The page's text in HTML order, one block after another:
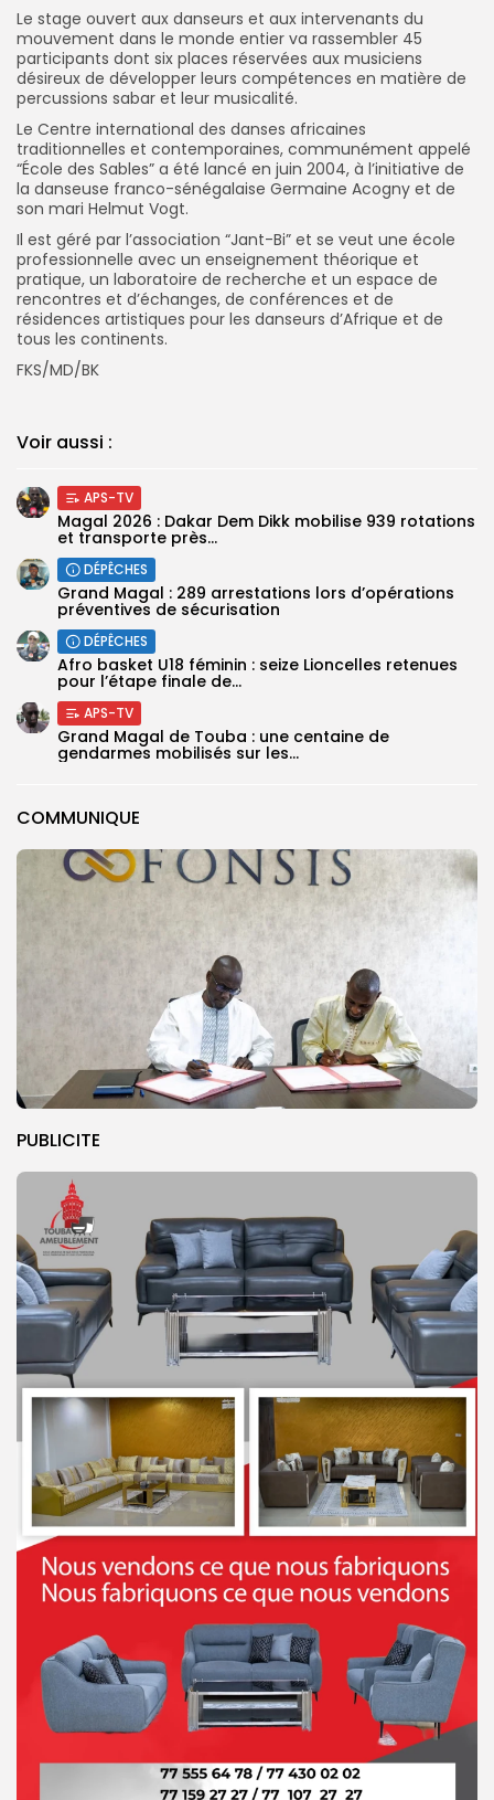
COMMUNIQUE
PUBLICITE
Le stage ouvert aux danseurs et aux intervenants du
mouvement dans le monde entier va rassembler 45
participants dont six places réservées aux musiciens
désireux de développer leurs compétences en matière de
percussions sabar et leur musicalité.
Le Centre international des danses africaines
traditionnelles et contemporaines, communément appelé
“École des Sables” a été lancé en juin 2004, à l’initiative de
la danseuse franco-sénégalaise Germaine Acogny et de
son mari Helmut Vogt.
Il est géré par l’association “Jant-Bi” et se veut une école
professionnelle avec un enseignement théorique et
pratique, un laboratoire de recherche et un espace de
rencontres et d’échanges, de conférences et de
résidences artistiques pour les danseurs d’Afrique et de
tous les continents.
FKS/MD/BK
Voir aussi :
APS-TV
Magal 2026 : Dakar Dem Dikk mobilise 939 rotations
et transporte près...
DÉPÊCHES
Grand Magal : 289 arrestations lors d’opérations
préventives de sécurisation
DÉPÊCHES
‎Afro basket U18 féminin : seize Lioncelles retenues
pour l’étape finale de...
APS-TV
Grand Magal de Touba : une centaine de
gendarmes mobilisés sur les...